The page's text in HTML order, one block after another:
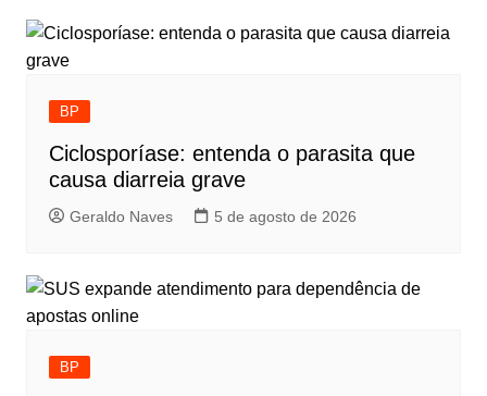
BP
Ciclosporíase: entenda o parasita que
causa diarreia grave
Geraldo Naves 5 de agosto de 2026
BP